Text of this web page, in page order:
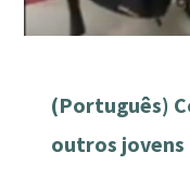
(Português)
outros jovens